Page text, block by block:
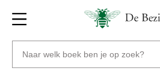
Gratis
verzending
vanaf
20
euro
Zoeken
naar